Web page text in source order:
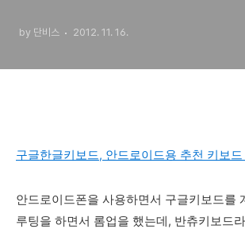
와 설치방법 -두벌식,
by 단비스 2012. 11. 16.
구글한글키보드, 안드로이드용 추천 키보드
안드로이드폰을 사용하면서 구글키보드를
루팅을 하면서 롬업을 했는데, 반츄키보드